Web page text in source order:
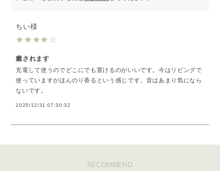
ヒノキやシダーウッドの落ち着いたウッディブレンド。
おすすめのシーン：読書・瞑想・集中したい作業時間に
※こちらの商品はクーポン割引の対象外商品です。
※オンラインストア限定のセットです。
ちい様
★★★★☆
癒されます
充電して使うのでどこにでも置けるのがいいです。今はリビングで
使っていますがほんのり香るという感じです。音はあまり気になら
ないです。
2025/12/31 07:30:32
RECOMMEND